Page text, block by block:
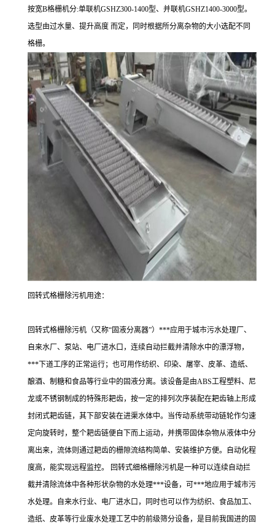
按宽B格栅机分:单联机GSHZ300-1400型、并联机GSHZ1400-3000型。
选型由过水量、提升高度 而定，同时根据所分离杂物的大小选配不同
格栅。
回转式格栅除污机用途：
回转式格栅除污机（又称“固液分离器”）***应用于城市污水处理厂、
自来水厂、泵站、电厂进水口，连续自动拦截并清除水中的漂浮物，
***下道工序的正常运行；也可用作纺织、印染、屠宰、皮革、造纸、
酿酒、制糖和食品等行业中的固液分离。该设备是由ABS工程塑料、尼
龙或不锈钢制成的特殊形耙齿，按一定的排列次序装配在耙齿轴上形成
封闭式耙齿链，其下部安装在进渠水体中。当传动系统带动链轮作匀速
定向旋转时，整个耙齿链便自下而上运动，并携带固体杂物从液体中分
离出来，流体则通过耙齿的栅隙流结构简单、安装维护方便。自动化程
度高，能实现远程监控。 回转式细格栅除污机是一种可以连续自动拦
截并清除流体中各种形状杂物的水处理***设备，可***地应用于城市污
水处理。自来水行业、电厂进水口，同时也可以作为纺织、食品加工、
造纸、皮革等行业废水处理工艺中的前级筛分设备，是目前我国进的固